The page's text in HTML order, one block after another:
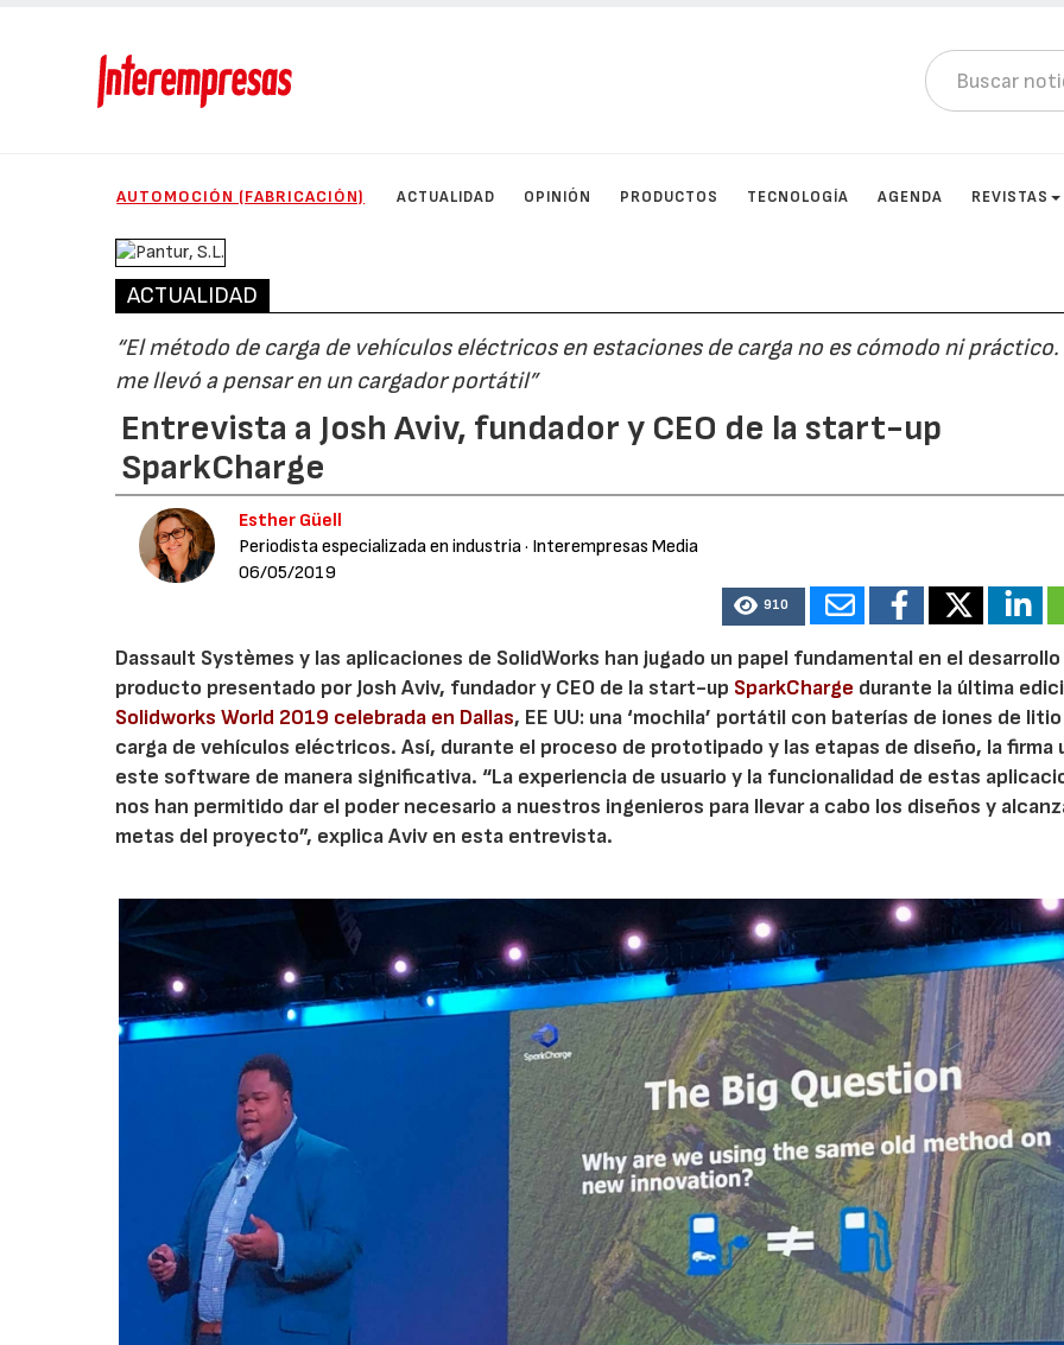
AUTOMOCIÓN (FABRICACIÓN) ACTUALIDAD OPINIÓN PRODUCTOS TECNOLOGÍA AGENDA REVISTAS
ACTUALIDAD
“El método de carga de vehículos eléctricos en estaciones de carga no es cómodo ni
me llevó a pensar en un cargador portátil”
Entrevista a Josh Aviv, fundador y CEO de la start-up
SparkCharge
Esther Güell
Periodista especializada en industria· Interempresas Media
06/05/2019
910
Dassault Systèmes y las aplicaciones de SolidWorks han jugado un papel fundamental en el
producto presentado por Josh Aviv, fundador y CEO de la start-up SparkCharge durante la última
Solidworks World 2019 celebrada en Dallas, EE UU: una ‘mochila’ portátil con baterías de iones de
carga de vehículos eléctricos. Así, durante el proceso de prototipado y las etapas de diseño, la firma
este software de manera significativa. “La experiencia de usuario y la funcionalidad de estas
nos han permitido dar el poder necesario a nuestros ingenieros para llevar a cabo los diseños y
metas del proyecto”, explica Aviv en esta entrevista.